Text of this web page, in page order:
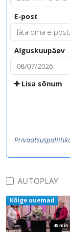
E-post
Alguskuupäev
Lisa sõnum
AUTOPLAY
45 min
Kõige uuemad